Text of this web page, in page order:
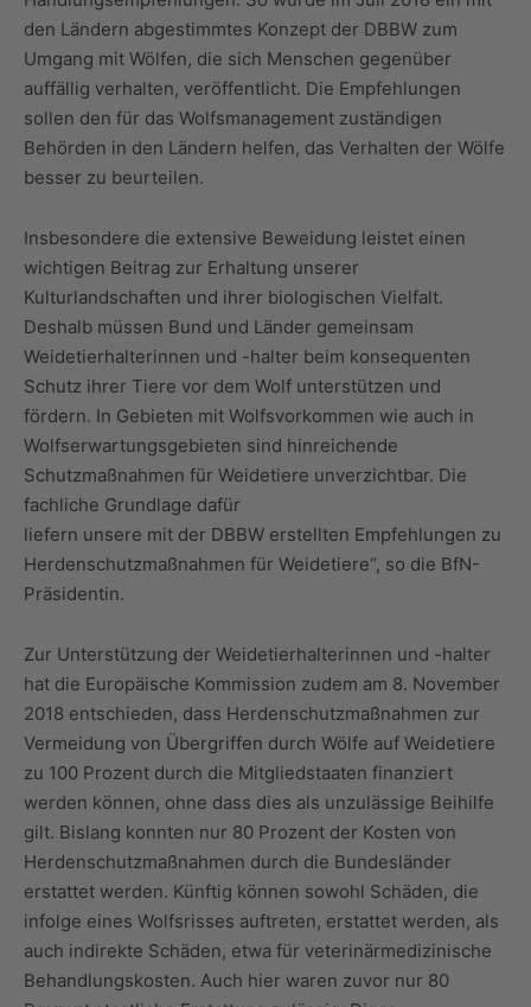
den Ländern abgestimmtes Konzept der DBBW zum
Umgang mit Wölfen, die sich Menschen gegenüber
auffällig verhalten, veröffentlicht. Die Empfehlungen
sollen den für das Wolfsmanagement zuständigen
Behörden in den Ländern helfen, das Verhalten der Wölfe
besser zu beurteilen.
Insbesondere die extensive Beweidung leistet einen
wichtigen Beitrag zur Erhaltung unserer
Kulturlandschaften und ihrer biologischen Vielfalt.
Deshalb müssen Bund und Länder gemeinsam
Weidetierhalterinnen und -halter beim konsequenten
Schutz ihrer Tiere vor dem Wolf unterstützen und
fördern. In Gebieten mit Wolfsvorkommen wie auch in
Wolfserwartungsgebieten sind hinreichende
Schutzmaßnahmen für Weidetiere unverzichtbar. Die
fachliche Grundlage dafür
liefern unsere mit der DBBW erstellten Empfehlungen zu
Herdenschutzmaßnahmen für Weidetiere“, so die BfN-
Präsidentin.
Zur Unterstützung der Weidetierhalterinnen und -halter
hat die Europäische Kommission zudem am 8. November
2018 entschieden, dass Herdenschutzmaßnahmen zur
Vermeidung von Übergriffen durch Wölfe auf Weidetiere
zu 100 Prozent durch die Mitgliedstaaten finanziert
werden können, ohne dass dies als unzulässige Beihilfe
gilt. Bislang konnten nur 80 Prozent der Kosten von
Herdenschutzmaßnahmen durch die Bundesländer
erstattet werden. Künftig können sowohl Schäden, die
infolge eines Wolfsrisses auftreten, erstattet werden, als
auch indirekte Schäden, etwa für veterinärmedizinische
Behandlungskosten. Auch hier waren zuvor nur 80